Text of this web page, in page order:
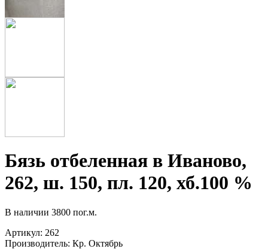
Бязь отбеленная в Иваново,
262, ш. 150, пл. 120, хб.100 %
В наличии 3800 пог.м.
Артикул: 262
Производитель: Кр. Октябрь